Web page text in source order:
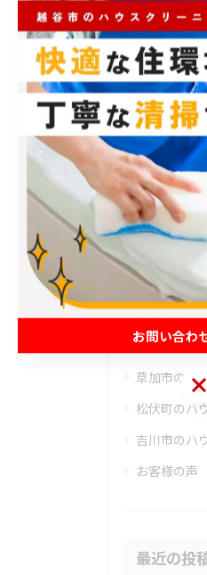
＃おそうじ革命越谷大袋店
< 前のページ 一覧に
カテゴリ
全てのカテ
エアコン
春日部市の
草加市のハ
松伏町のハ
吉川市のハ
お客様の声
最近の投
お問い合わ
お問い合わ